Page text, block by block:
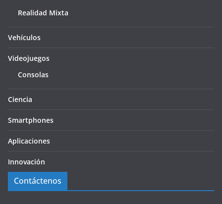
Realidad Mixta
Vehículos
Videojuegos
Consolas
Ciencia
Smartphones
Aplicaciones
Innovación
Contáctenos